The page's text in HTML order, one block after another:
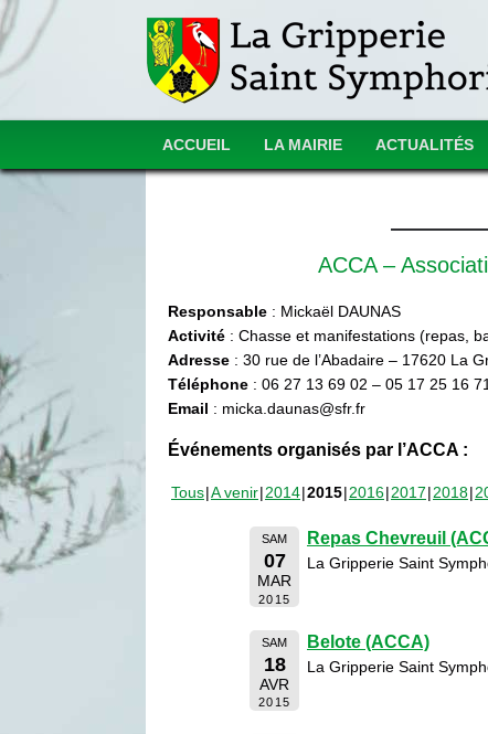
ACCUEIL LA MAIRIE ACTUALITÉS
ACCA –
Responsable : Mickaël DAUNAS
Activité : Chasse et manifestations (repas,
Adresse : 30 rue de l’Abadaire – 17620 La
Téléphone : 06 27 13 69 02 – 05 17 25 16 71
Email : micka.daunas@sfr.fr
Événements organisés par l’ACCA :
Tous A venir 2014 2015 2016 2017 2018
SAM
07
MAR
2015
Repas Chevreuil
La Gripperie Saint
SAM
18
AVR
2015
Belote (ACCA)
La Gripperie Saint